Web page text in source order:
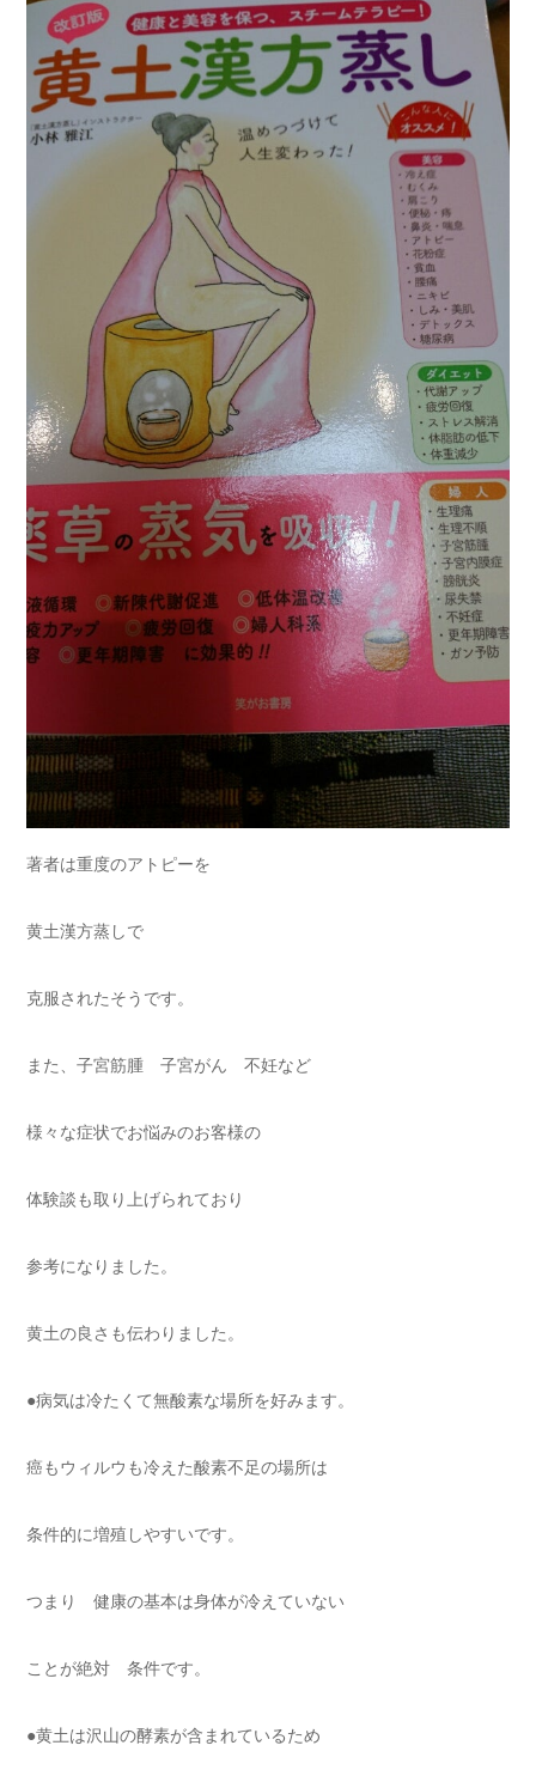
著者は重度のアトピーを
黄土漢方蒸しで
克服されたそうです。
また、子宮筋腫 子宮がん 不妊など
様々な症状でお悩みのお客様の
体験談も取り上げられており
参考になりました。
黄土の良さも伝わりました。
●病気は冷たくて無酸素な場所を好みます。
癌もウィルウも冷えた酸素不足の場所は
条件的に増殖しやすいです。
つまり 健康の基本は身体が冷えていない
ことが絶対 条件です。
●黄土は沢山の酵素が含まれているため